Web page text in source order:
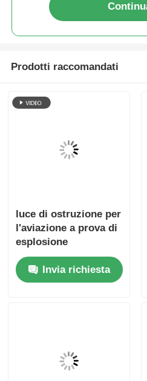
Prodotti raccomandati
luce di ostruzione per
l'aviazione a prova di
esplosione
Invia richiesta